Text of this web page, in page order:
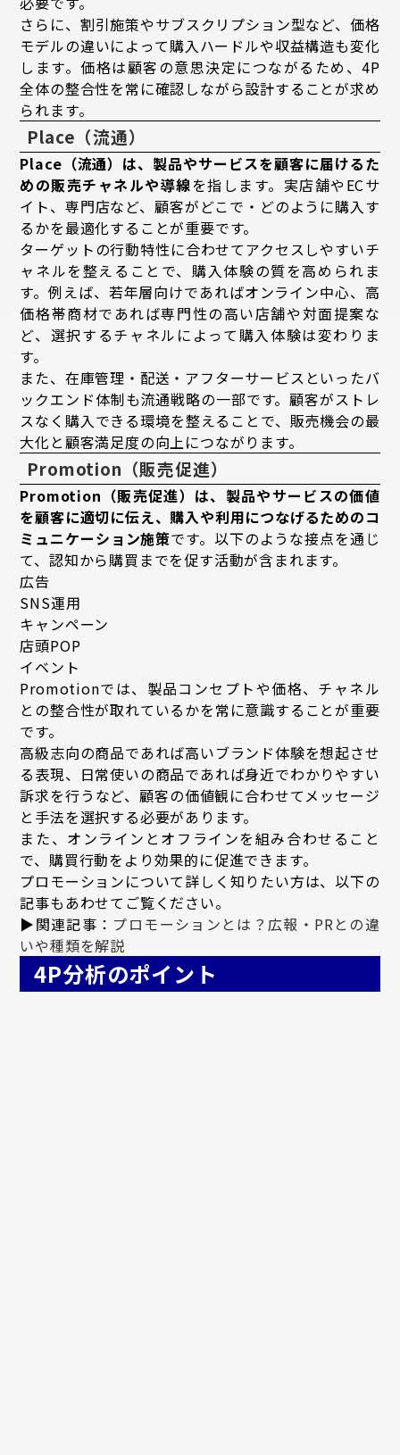
さらに、割引施策やサブスクリプション型など、価格
モデルの違いによって購入ハードルや収益構造も変化
します。価格は顧客の意思決定につながるため、4P
全体の整合性を常に確認しながら設計することが求め
られます。
Place（流通）
Place（流通）は、製品やサービスを顧客に届けるた
めの販売チャネルや導線を指します。実店舗やECサ
イト、専門店など、顧客がどこで・どのように購入す
るかを最適化することが重要です。
ターゲットの行動特性に合わせてアクセスしやすいチ
ャネルを整えることで、購入体験の質を高められま
す。例えば、若年層向けであればオンライン中心、高
価格帯商材であれば専門性の高い店舗や対面提案な
ど、選択するチャネルによって購入体験は変わりま
す。
また、在庫管理・配送・アフターサービスといったバ
ックエンド体制も流通戦略の一部です。顧客がストレ
スなく購入できる環境を整えることで、販売機会の最
大化と顧客満足度の向上につながります。
Promotion（販売促進）
Promotion（販売促進）は、製品やサービスの価値
を顧客に適切に伝え、購入や利用につなげるためのコ
ミュニケーション施策です。以下のような接点を通じ
て、認知から購買までを促す活動が含まれます。
広告
SNS運用
キャンペーン
店頭POP
イベント
Promotionでは、製品コンセプトや価格、チャネル
との整合性が取れているかを常に意識することが重要
です。
高級志向の商品であれば高いブランド体験を想起させ
る表現、日常使いの商品であれば身近でわかりやすい
訴求を行うなど、顧客の価値観に合わせてメッセージ
と手法を選択する必要があります。
また、オンラインとオフラインを組み合わせること
で、購買行動をより効果的に促進できます。
プロモーションについて詳しく知りたい方は、以下の
記事もあわせてご覧ください。
▶関連記事： プロモーションとは？広報・PRとの違
いや種類を解説
4P分析のポイント